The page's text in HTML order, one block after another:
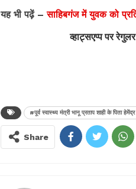
यह भी पढ़ें – साहिबगंज में युवक को
व्हाट्सएप्प पर
#पूर्व स्वास्थ्य मंत्री भानू प्रताप शाही के पिता
Share